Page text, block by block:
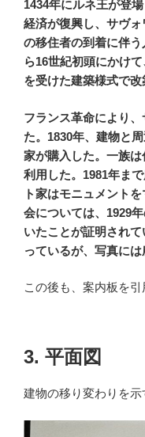
1434年にルネ王が登
経済が復興し、サヴ
の移住者の到着に伴
ら16世紀初頭にかけ
を受けた建築様式で改
フランス革命により
た。1830年、建物と
家が購入した。一族
利用した。1981年ま
ト家はモニュメント
会については、1929
いたことが証明され
っているが、写真には
この後も、案内板を引
3. 平面図
建物の移り変わりを示